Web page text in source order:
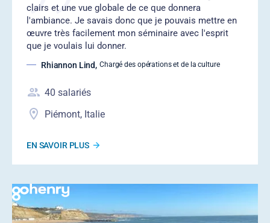
clairs et une vue globale de ce que donnera
l'ambiance. Je savais donc que je pouvais mettre en
œuvre très facilement mon séminaire avec l'esprit
que je voulais lui donner.
Rhiannon Lind, Chargé des opérations et de la culture
40 salariés
Piémont, Italie
EN SAVOIR PLUS